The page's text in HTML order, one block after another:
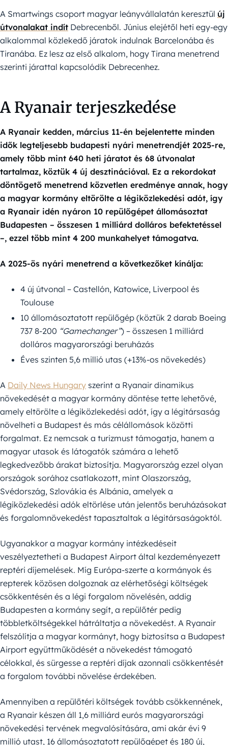
A Smartwings csoport magyar leányvállalatán keresztül új
útvonalakat indít Debrecenből. Június elejétől heti egy-egy
alkalommal közlekedő járatok indulnak Barcelonába és
Tiranába. Ez lesz az első alkalom, hogy Tirana menetrend
szerinti járattal kapcsolódik Debrecenhez.
A Ryanair terjeszkedése
A Ryanair kedden, március 11-én bejelentette minden
idők legteljesebb budapesti nyári menetrendjét 2025-re,
amely több mint 640 heti járatot és 68 útvonalat
tartalmaz, köztük 4 új desztinációval. Ez a rekordokat
döntögető menetrend közvetlen eredménye annak, hogy
a magyar kormány eltörölte a légiközlekedési adót, így
a Ryanair idén nyáron 10 repülőgépet állomásoztat
Budapesten – összesen 1 milliárd dolláros befektetéssel
–, ezzel több mint 4 200 munkahelyet támogatva.
A 2025-ös nyári menetrend a következőket kínálja:
4 új útvonal – Castellón, Katowice, Liverpool és
Toulouse
10 állomásoztatott repülőgép (köztük 2 darab Boeing
737 8-200 “Gamechanger”) – összesen 1 milliárd
dolláros magyarországi beruházás
Éves szinten 5,6 millió utas (+13%-os növekedés)
A Daily News Hungary szerint a Ryanair dinamikus
növekedését a magyar kormány döntése tette lehetővé,
amely eltörölte a légiközlekedési adót, így a légitársaság
növelheti a Budapest és más célállomások közötti
forgalmat. Ez nemcsak a turizmust támogatja, hanem a
magyar utasok és látogatók számára a lehető
legkedvezőbb árakat biztosítja. Magyarország ezzel olyan
országok sorához csatlakozott, mint Olaszország,
Svédország, Szlovákia és Albánia, amelyek a
légiközlekedési adók eltörlése után jelentős beruházásokat
és forgalomnövekedést tapasztaltak a légitársaságoktól.
Ugyanakkor a magyar kormány intézkedéseit
veszélyeztetheti a Budapest Airport által kezdeményezett
reptéri díjemelések. Míg Európa-szerte a kormányok és
repterek közösen dolgoznak az elérhetőségi költségek
csökkentésén és a légi forgalom növelésén, addig
Budapesten a kormány segít, a repülőtér pedig
többletköltségekkel hátráltatja a növekedést. A Ryanair
felszólítja a magyar kormányt, hogy biztosítsa a Budapest
Airport együttműködését a növekedést támogató
célokkal, és sürgesse a reptéri díjak azonnali csökkentését
a forgalom további növelése érdekében.
Amennyiben a repülőtéri költségek tovább csökkennének,
a Ryanair készen áll 1,6 milliárd eurós magyarországi
növekedési tervének megvalósítására, ami akár évi 9
millió utast, 16 állomásoztatott repülőgépet és 180 új,